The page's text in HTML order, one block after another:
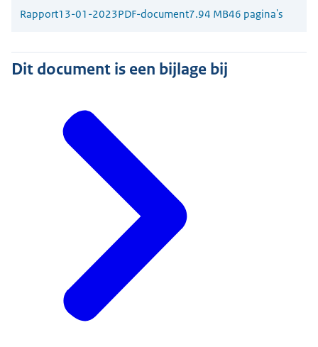
Rapport13-01-2023PDF-document7.94 MB46 pagina's
Dit document is een bijlage bij